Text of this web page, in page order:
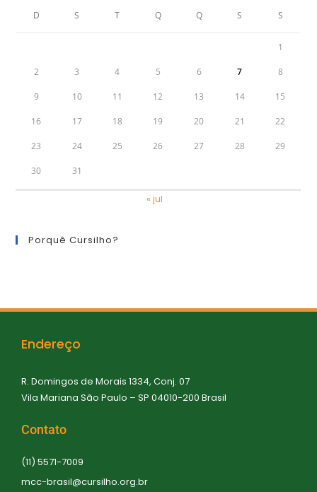
D S T Q Q S S
1
2 3 4 5 6 7 8
9 10 11 12 13 14 15
16 17 18 19 20 21 22
23 24 25 26 27 28 29
30 31
« jul
Porquê Cursilho?
Endereço
R. Domingos de Morais 1334, Conj. 07
Vila Mariana São Paulo – SP 04010-200 Brasil
Contato
(11) 5571-7009
mcc-brasil@cursilho.org.br